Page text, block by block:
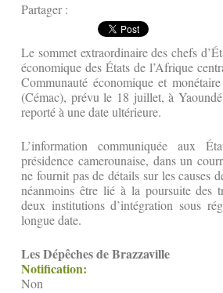
Partager :
Le sommet extraordinaire des chefs
économique des États de l’Afrique
Communauté économique et
(Cémac), prévu le 18 juillet, à
reporté à une date ultérieure.
L’information communiquée aux
présidence camerounaise, dans un
ne fournit pas de détails sur les causes
néanmoins être lié à la poursuite des
deux institutions d’intégration sous
longue date.
Les Dépêches de Brazzaville
Notification:
Non